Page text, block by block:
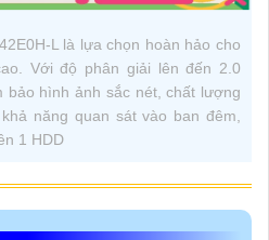
L là lựa chọn hoàn hảo cho
Với độ phân giải lên đến 2.0
bảo hình ảnh sắc nét, chất lượng
năng quan sát vào ban đêm,
1 HDD